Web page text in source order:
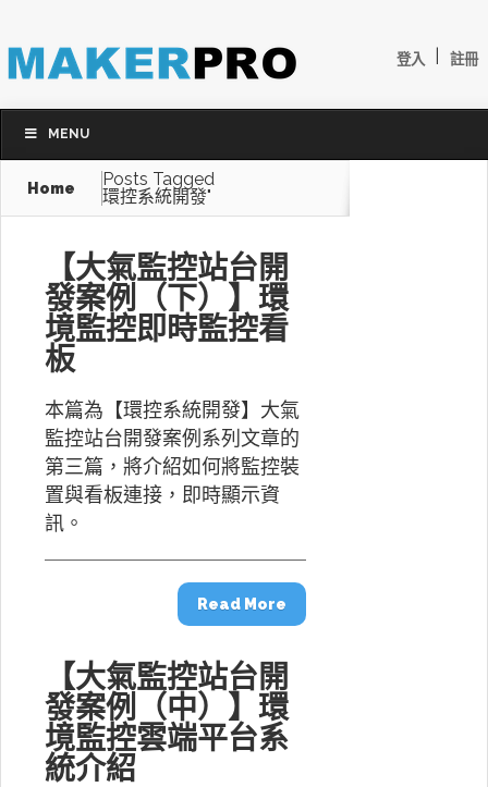
登入 註冊
MENU
Home
Posts Tagged
環控系統開發"
【大氣監控站台開
發案例（下）】環
境監控即時監控看
板
本篇為【環控系統開發】大氣
監控站台開發案例系列文章的
第三篇，將介紹如何將監控裝
置與看板連接，即時顯示資
訊。
Read More
【大氣監控站台開
發案例（中）】環
境監控雲端平台系
統介紹